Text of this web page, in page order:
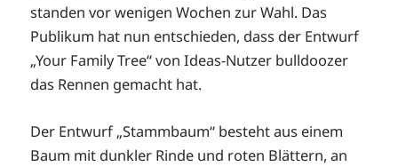
standen vor wenigen Wochen zur Wahl. Das
Publikum hat nun entschieden, dass der Entwurf
„Your Family Tree“ von Ideas-Nutzer bulldoozer
das Rennen gemacht hat.
Der Entwurf „Stammbaum“ besteht aus einem
Baum mit dunkler Rinde und roten Blättern, an